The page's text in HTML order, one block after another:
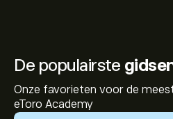
De populairste
Onze favorieten voor de
eToro Academy